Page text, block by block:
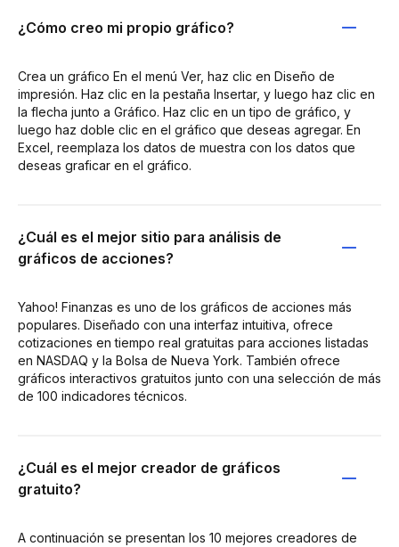
¿Cómo creo mi propio gráfico?
Crea un gráfico En el menú Ver, haz clic en Diseño de
impresión. Haz clic en la pestaña Insertar, y luego haz clic en
la flecha junto a Gráfico. Haz clic en un tipo de gráfico, y
luego haz doble clic en el gráfico que deseas agregar. En
Excel, reemplaza los datos de muestra con los datos que
deseas graficar en el gráfico.
¿Cuál es el mejor sitio para análisis de
gráficos de acciones?
Yahoo! Finanzas es uno de los gráficos de acciones más
populares. Diseñado con una interfaz intuitiva, ofrece
cotizaciones en tiempo real gratuitas para acciones listadas
en NASDAQ y la Bolsa de Nueva York. También ofrece
gráficos interactivos gratuitos junto con una selección de más
de 100 indicadores técnicos.
¿Cuál es el mejor creador de gráficos
gratuito?
A continuación se presentan los 10 mejores creadores de